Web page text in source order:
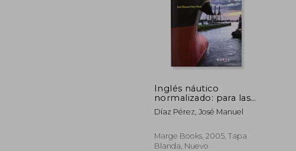
45%
dcto.
Inglés náutico
normalizado: para las
comunicaciones
marítimas
Díaz Pérez, José Manuel
Marge Books, 2005, Tapa
Blanda, Nuevo